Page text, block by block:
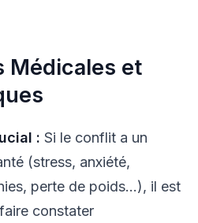
Médicales et
: Si le conflit a un
(stress, anxiété,
perte de poids...), il est
constater